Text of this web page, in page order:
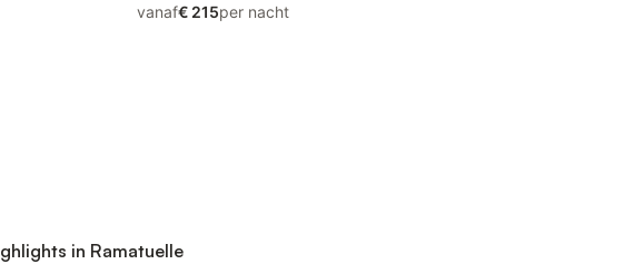
vanaf€ 215per nacht
in Ramatuelle